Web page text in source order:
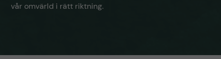
vår omvärld i rätt riktning.